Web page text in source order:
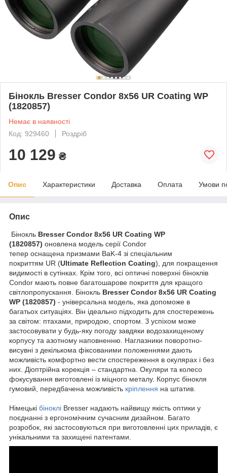
Бінокль Bresser Condor 8x56 UR Coating WP
(1820857)
Немає в наявності
Код: 929460
Роздріб
10 129 ₴
Опис Характеристики Доставка Оплата Умови
Опис
Бінокль Bresser Condor 8x56 UR Coating WP
(1820857) оновлена модель серії Condor
тепер оснащена призмами BaK-4 зі спеціальним
покриттям UR (Ultimate Reflection Coating), для покращення
видимості в сутінках. Крім того, всі оптичні поверхні біноклів
Condor мають повне багатошарове покриття для кращого
світлопропускання. Бінокль Bresser Condor 8x56 UR Coating
WP (1820857) - універсальна модель, яка допоможе в
багатьох ситуаціях. Він ідеально підходить для спостережень
за світом: птахами, природою, спортом. З успіхом може
застосовувати у будь-яку погоду завдяки водозахищеному
корпусу та азотному наповненню. Наглазники поворотно-
висувні з декількома фіксованими положеннями дають
можливість комфортно вести спостереження в окулярах і без
них. Діоптрійна корекція – стандартна. Окуляри та колесо
фокусування виготовлені із міцного металу. Корпус бінокля
гумовий, передбачена можливість кріплення на штатив.
Німецькі біноклі Bresser надають найвищу якість оптики у
поєднанні з ергономічним сучасним дизайном. Багато
розробок, які застосовуються при виготовленні цих приладів, є
унікальними та захищені патентами.